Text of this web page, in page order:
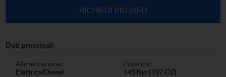
RICHIEDI PIÙ INFO
Dati principali
Alimentazione:
Elettrica/Diesel
Potenza:
145 Kw (197 CV)